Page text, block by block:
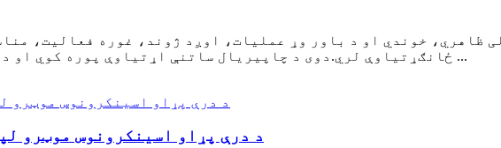
ځانګړتیاوې لري.دوی د چاپیریال ساتنې اړتیاوې پوره کوي او د نړیوال معیار سره سم کیدی شي ...
د درې پړاو اسینکرونوس موټرو